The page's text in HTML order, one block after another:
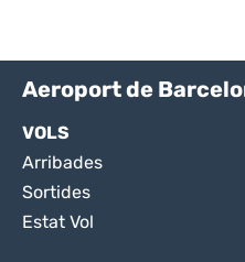
Aeroport de
VOLS
Arribades
Sortides
Estat Vol